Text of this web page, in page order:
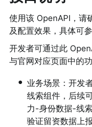
使用该 OpenAPI，请
及配置效果，具体可
开发者可通过此
与官网对应页面中的功
• 业务场景：开发
线索组件，后续
力-身份数据-线
验证留资数据上